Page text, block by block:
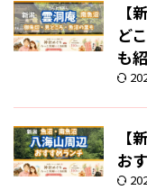
【
ど
も
【
お